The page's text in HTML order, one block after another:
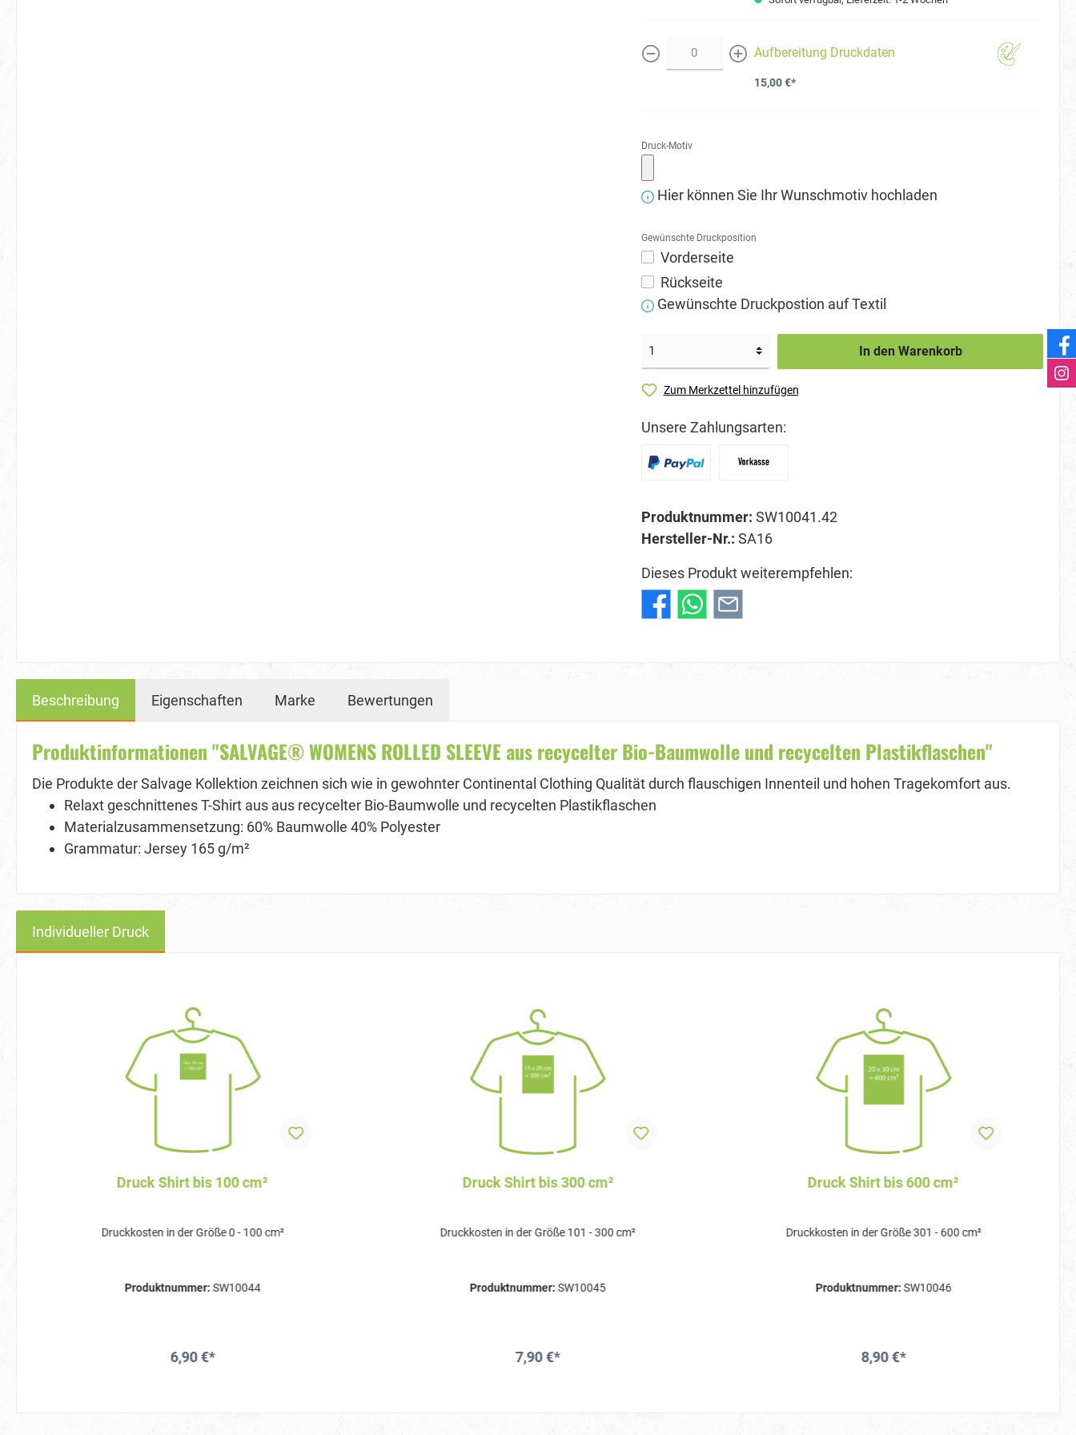
weniger mehr
Aufbereitung Druckdaten
15,00 €*
Druck-Motiv
Hier können Sie Ihr Wunschmotiv hochladen
Gewünschte Druckposition
Vorderseite
Rückseite
Gewünschte Druckpostion auf Textil
In den Warenkorb
Zum Merkzettel hinzufügen
Unsere Zahlungsarten:
Produktnummer: SW10041.42
Hersteller-Nr.: SA16
Dieses Produkt weiterempfehlen:
Beschreibung Eigenschaften Marke Bewertungen
Produktinformationen "SALVAGE® WOMENS ROLLED SLEEVE aus recycelter Bio-Baumwolle und recycelten Plastikflaschen"
Die Produkte der Salvage Kollektion zeichnen sich wie in gewohnter Continental Clothing Qualität durch flauschigen Innenteil und hohen Tragekomfort aus.
Relaxt geschnittenes T-Shirt aus aus recycelter Bio-Baumwolle und recycelten Plastikflaschen
Materialzusammensetzung: 60% Baumwolle 40% Polyester
Grammatur: Jersey 165 g/m²
Individueller Druck
Druck Shirt bis 100 cm²
Druckkosten in der Größe 0 - 100 cm²
Produktnummer:SW10044
6,90 €*
Druck Shirt bis 300 cm²
Druckkosten in der Größe 101 - 300 cm²
Produktnummer:SW10045
7,90 €*
Druck Shirt bis 600 cm²
Druckkosten in der Größe 301 - 600 cm²
Produktnummer:SW10046
8,90 €*